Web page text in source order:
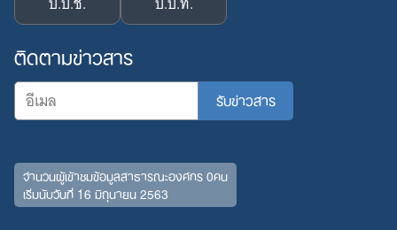
ติดตามข่าวสาร
จำนวนผู้เข้าชมข้อมูลสาธารณะองค์กร 0คน
เริ่มนับวันที่ 16 มิถุนายน 2563